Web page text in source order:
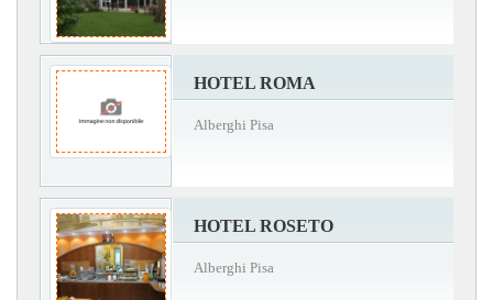
HOTEL ROMA
Alberghi Pisa
HOTEL ROSETO
Alberghi Pisa